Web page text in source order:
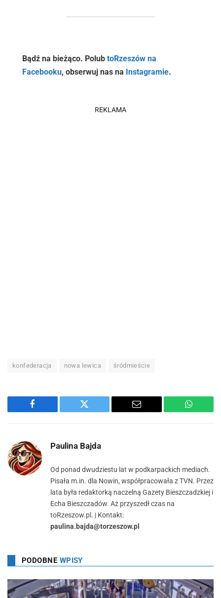
Bądź na bieżąco. Polub toRzeszów na
Facebooku, obserwuj nas na Instagramie.
REKLAMA
konfederacja nowa lewica śródmieście
Facebook Twitter Email
Paulina Bajda
Od ponad dwudziestu lat w podkarpackich mediach.
Pisała m.in. dla Nowin, współpracowała z TVN. Przez
lata była redaktorką naczelną Gazety Bieszczadzkiej i
Echa Bieszczadów. Aż przyszedł czas na
toRzeszow.pl. | Kontakt:
paulina.bajda@torzeszow.pl
PODOBNE WPISY